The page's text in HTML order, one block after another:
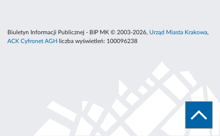
Biuletyn Informacji Publicznej - BIP MK © 2003-2026, Urząd Miasta Krakowa,
ACK Cyfronet AGH
liczba wyświetleń: 100096238